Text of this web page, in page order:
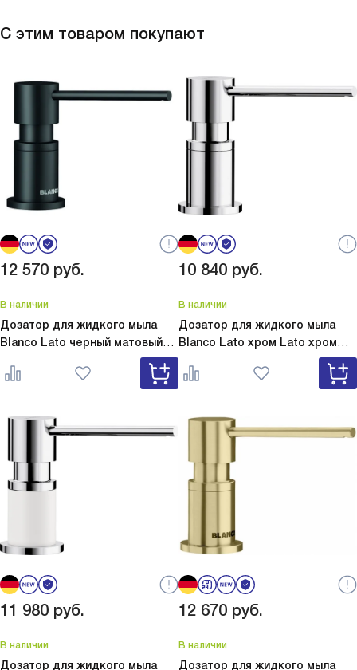
С этим товаром покупают
12 570 руб.
В наличии
Дозатор для жидкого мыла
Blanco Lato черный матовый
Lato черный матовый 525789
10 840 руб.
В наличии
Дозатор для жидкого мыла
Blanco Lato хром Lato хром
11 980 руб.
В наличии
Дозатор для жидкого мыла
12 670 руб.
В наличии
Дозатор для жидкого мыла